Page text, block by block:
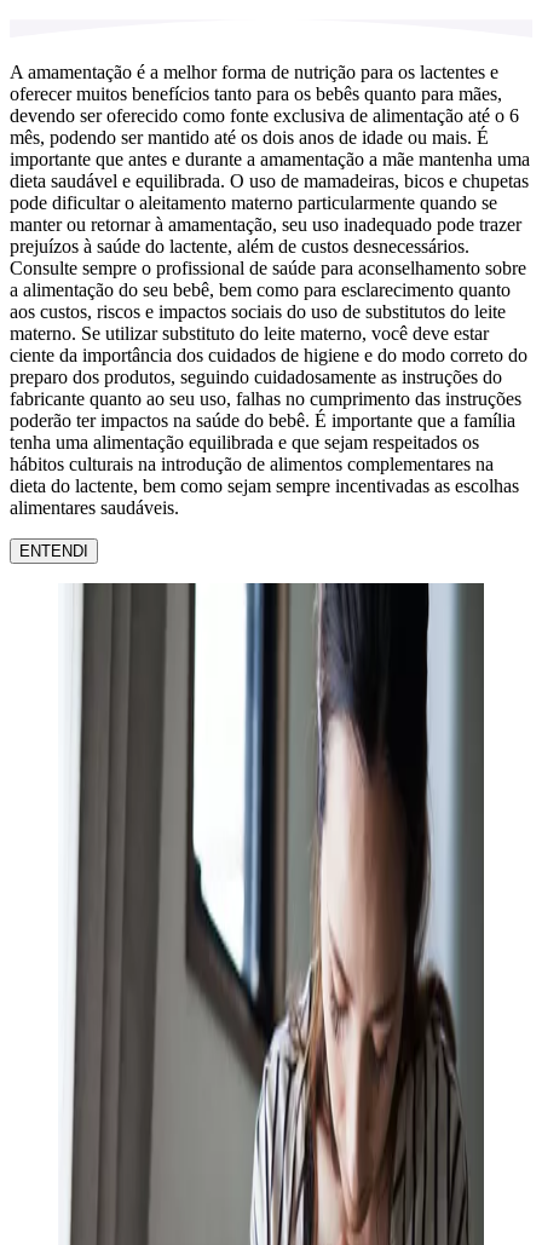
A amamentação é a melhor forma de nutrição para os lactentes e
oferecer muitos benefícios tanto para os bebês quanto para mães,
devendo ser oferecido como fonte exclusiva de alimentação até o 6
mês, podendo ser mantido até os dois anos de idade ou mais. É
importante que antes e durante a amamentação a mãe mantenha uma
dieta saudável e equilibrada. O uso de mamadeiras, bicos e chupetas
pode dificultar o aleitamento materno particularmente quando se
manter ou retornar à amamentação, seu uso inadequado pode trazer
prejuízos à saúde do lactente, além de custos desnecessários.
Consulte sempre o profissional de saúde para aconselhamento sobre
a alimentação do seu bebê, bem como para esclarecimento quanto
aos custos, riscos e impactos sociais do uso de substitutos do leite
materno. Se utilizar substituto do leite materno, você deve estar
ciente da importância dos cuidados de higiene e do modo correto do
preparo dos produtos, seguindo cuidadosamente as instruções do
fabricante quanto ao seu uso, falhas no cumprimento das instruções
poderão ter impactos na saúde do bebê. É importante que a família
tenha uma alimentação equilibrada e que sejam respeitados os
hábitos culturais na introdução de alimentos complementares na
dieta do lactente, bem como sejam sempre incentivadas as escolhas
alimentares saudáveis.
ENTENDI